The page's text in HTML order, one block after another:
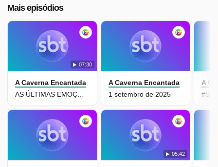
Mais episódios
07:30
A Caverna Encantada
AS ÚLTIMAS EMOÇÕES - CAPÍTULO FINAL
A Caverna Encantada
1 setembro de 2025
05:42
A